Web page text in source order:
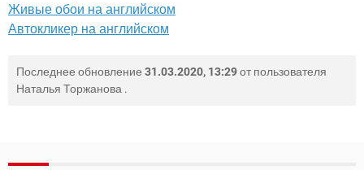
Живые обои на английском
Автокликер на английском
Последнее обновление 31.03.2020, 13:29от пользователя
Наталья Торжанова .